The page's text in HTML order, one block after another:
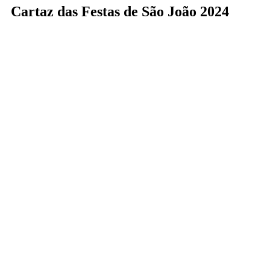
Cartaz das Festas de São João 2024